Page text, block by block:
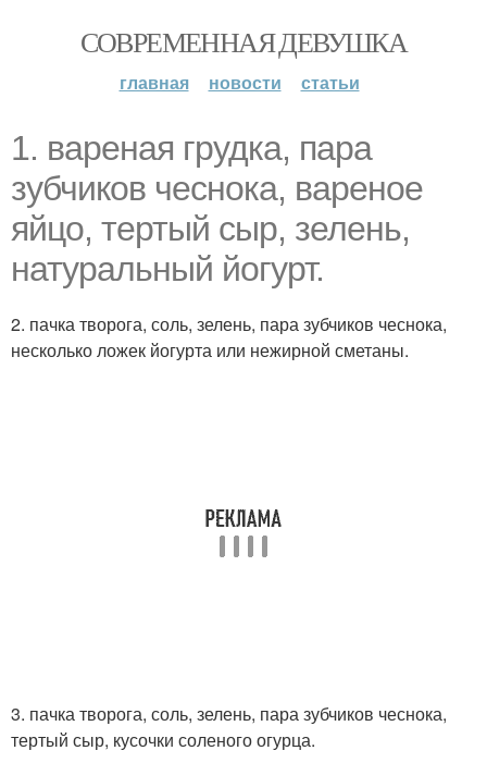
СОВРЕМЕННАЯ ДЕВУШКА
главная новости статьи
1. вареная грудка, пара
зубчиков чеснока, вареное
яйцо, тертый сыр, зелень,
натуральный йогурт.
2. пачка творога, соль, зелень, пара зубчиков чеснока,
несколько ложек йогурта или нежирной сметаны.
3. пачка творога, соль, зелень, пара зубчиков чеснока,
тертый сыр, кусочки соленого огурца.